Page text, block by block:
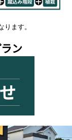
ます。
ン